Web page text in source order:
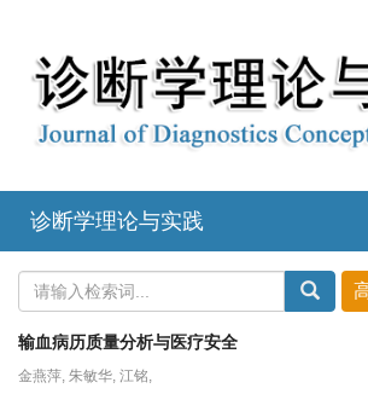
诊断学理论与实践
输血病历质量分析与医疗安全
金燕萍, 朱敏华, 江铭,